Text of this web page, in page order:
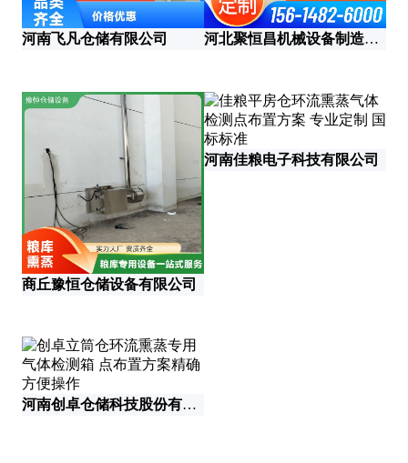
河南飞凡仓储有限公司 河北聚恒昌机械设备制造有限公司
商丘豫恒仓储设备有限公司
河南佳粮电子科技有限公司
河南创卓仓储科技股份有限公司